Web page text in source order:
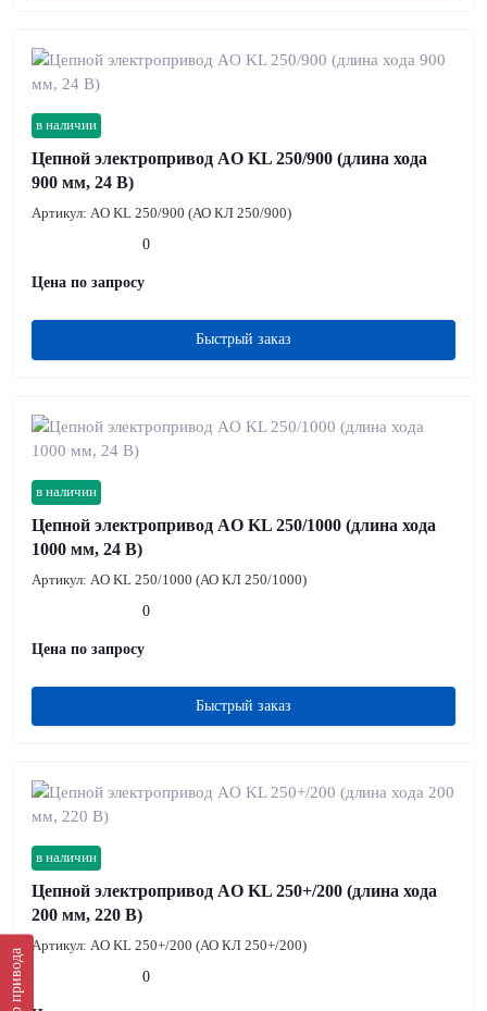
в наличии
Цепной электропривод AO KL 250/900 (длина хода
900 мм, 24 В)
Артикул: AO KL 250/900 (АО КЛ 250/900)
0
Цена по запросу
Быстрый заказ
в наличии
Цепной электропривод AO KL 250/1000 (длина хода
1000 мм, 24 В)
Артикул: AO KL 250/1000 (АО КЛ 250/1000)
0
Цена по запросу
Быстрый заказ
в наличии
Цепной электропривод AO KL 250+/200 (длина хода
200 мм, 220 В)
Артикул: AO KL 250+/200 (АО КЛ 250+/200)
0